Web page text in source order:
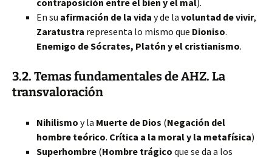
contraposición entre el bien y el mal).
En su afirmación de la vida y de la voluntad de vivir,
Zaratustra representa lo mismo que Dioniso.
Enemigo de Sócrates, Platón y el cristianismo.
3.2. Temas fundamentales de AHZ. La
transvaloración
Nihilismo y la Muerte de Dios (Negación del
hombre teórico. Crítica a la moral y la metafísica)
Superhombre (Hombre trágico que se da a los